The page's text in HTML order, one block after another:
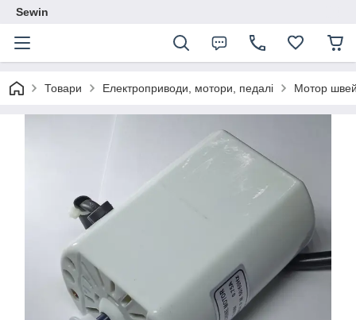
Sewin
Товари Електроприводи, мотори, педалі Мотор